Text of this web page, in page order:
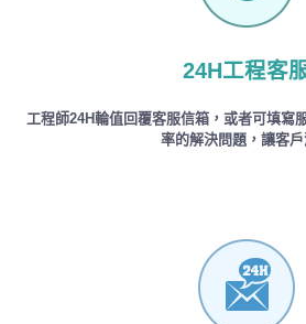
24H工程客
工程師24H輪值回覆客服信箱，或者可填寫
率的解決問題，讓客